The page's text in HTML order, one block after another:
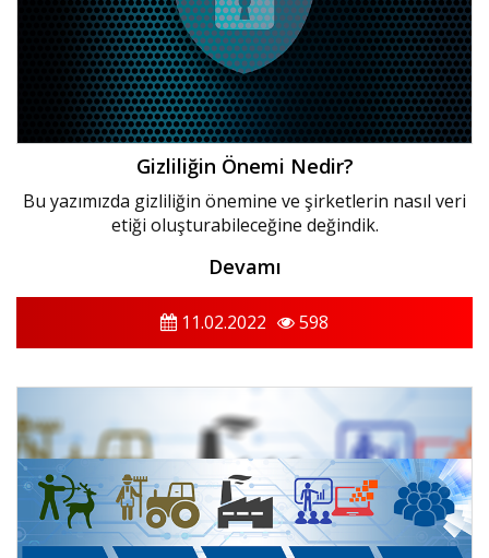
Gizliliğin Önemi Nedir?
Bu yazımızda gizliliğin önemine ve şirketlerin nasıl veri
etiği oluşturabileceğine değindik.
Devamı
11.02.2022 598